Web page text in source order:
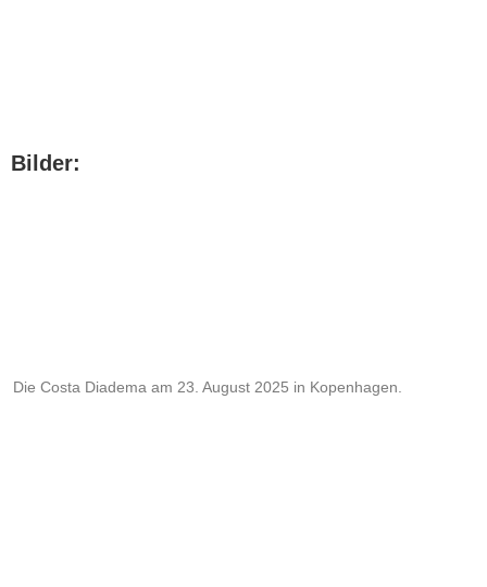
Bilder:
Die Costa Diadema am 23. August 2025 in Kopenhagen.